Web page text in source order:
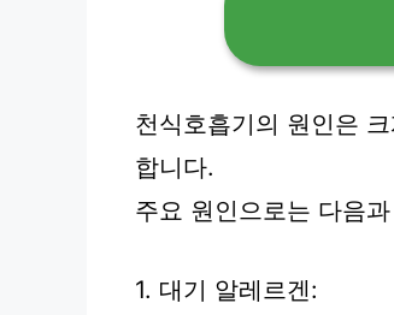
천식호흡기의 원인은
합니다.
주요 원인으로는 다음
1. 대기 알레르겐: